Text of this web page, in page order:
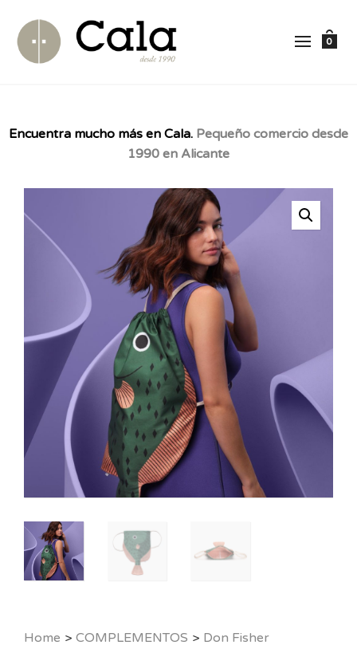
0
Encuentra mucho más en Cala. Pequeño comercio desde
1990 en Alicante
Home > COMPLEMENTOS > Don Fisher